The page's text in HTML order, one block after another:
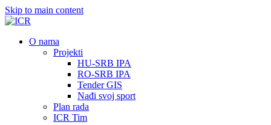
Skip to main content
О nama
Projekti
HU-SRB IPA
RO-SRB IPA
Tender GIS
Nađi svoj sport
Plan rada
ICR Tim